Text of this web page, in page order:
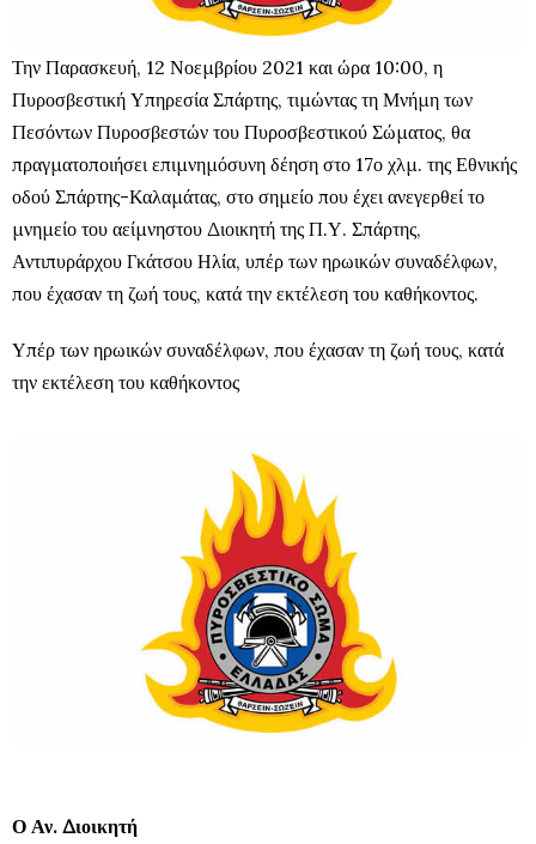
Την Παρασκευή, 12 Νοεμβρίου 2021 και ώρα 10:00, η
Πυροσβεστική Υπηρεσία Σπάρτης, τιμώντας τη Μνήμη των
Πεσόντων Πυροσβεστών του Πυροσβεστικού Σώματος, θα
πραγματοποιήσει επιμνημόσυνη δέηση στο 17ο χλμ. της Εθνικής
οδού Σπάρτης-Καλαμάτας, στο σημείο που έχει ανεγερθεί το
μνημείο του αείμνηστου Διοικητή της Π.Υ. Σπάρτης,
Αντιπυράρχου Γκάτσου Ηλία, υπέρ των ηρωικών συναδέλφων,
που έχασαν τη ζωή τους, κατά την εκτέλεση του καθήκοντος.
Υπέρ των ηρωικών συναδέλφων, που έχασαν τη ζωή τους, κατά
την εκτέλεση του καθήκοντος
Ο Αν. Διοικητή